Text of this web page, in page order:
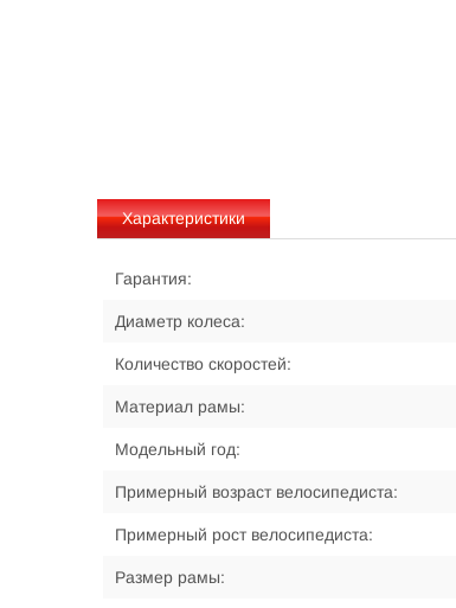
Характеристики
Гарантия:
Диаметр колеса:
Количество скоростей:
Материал рамы:
Модельный год:
Примерный возраст велосипедиста:
Примерный рост велосипедиста:
Размер рамы: